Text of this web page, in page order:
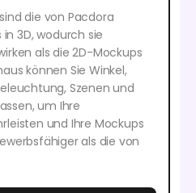
die von Pacdora
3D, wodurch sie
als die 2D-Mockups
können Sie Winkel,
Szenen und
um Ihre
und Ihre Mockups
als die von